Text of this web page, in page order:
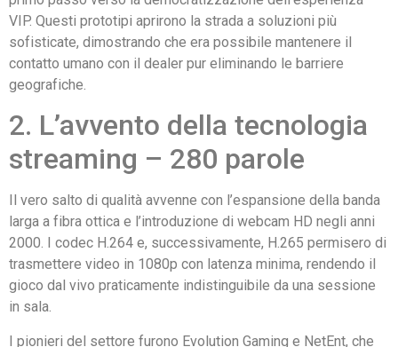
VIP. Questi prototipi aprirono la strada a soluzioni più
sofisticate, dimostrando che era possibile mantenere il
contatto umano con il dealer pur eliminando le barriere
geografiche.
2. L’avvento della tecnologia
streaming – 280 parole
Il vero salto di qualità avvenne con l’espansione della banda
larga a fibra ottica e l’introduzione di webcam HD negli anni
2000. I codec H.264 e, successivamente, H.265 permisero di
trasmettere video in 1080p con latenza minima, rendendo il
gioco dal vivo praticamente indistinguibile da una sessione
in sala.
I pionieri del settore furono Evolution Gaming e NetEnt, che